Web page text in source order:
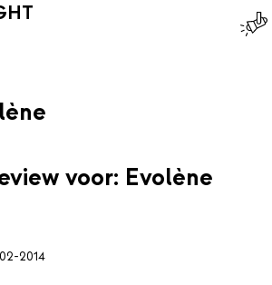
voor: Evolène
2014